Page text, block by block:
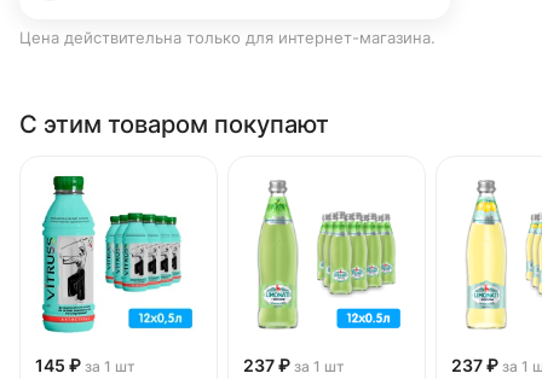
Цена действительна только для интернет-магазина.
С этим товаром покупают
145 ₽ за 1 шт
237 ₽ за 1 шт
237 ₽ за 1